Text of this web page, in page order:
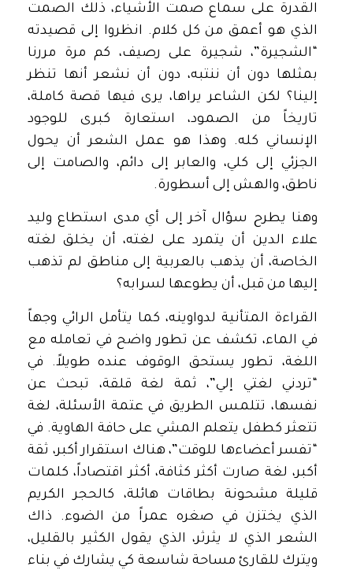
القدرة على سماع صمت الأشياء، ذلك الصمت
الذي هو أعمق من كل كلام. انظروا إلى قصيدته
“الشجيرة”، شجيرة على رصيف، كم مرة مررنا
بمثلها دون أن ننتبه، دون أن نشعر أنها تنظر
إلينا؟ لكن الشاعر يراها، يرى فيها قصة كاملة،
تاريخاً من الصمود، استعارة كبرى للوجود
الإنساني كله. وهذا هو عمل الشعر أن يحول
الجزئي إلى كلي، والعابر إلى دائم، والصامت إلى
ناطق، والهش إلى أسطورة.
وهنا يطرح سؤال آخر إلى أي مدى استطاع وليد
علاء الدين أن يتمرد على لغته، أن يخلق لغته
الخاصة، أن يذهب بالعربية إلى مناطق لم تذهب
إليها من قبل، أن يطوعها لسرابه؟
القراءة المتأنية لدواوينه، كما يتأمل الرائي وجهاً
في الماء، تكشف عن تطور واضح في تعامله مع
اللغة، تطور يستحق الوقوف عنده طويلاً. في
“تردني لغتي إلي”، ثمة لغة قلقة، تبحث عن
نفسها، تتلمس الطريق في عتمة الأسئلة، لغة
تتعثر كطفل يتعلم المشي على حافة الهاوية. في
“تفسر أعضاءها للوقت”، هناك استقرار أكبر، ثقة
أكبر، لغة صارت أكثر كثافة، أكثر اقتصاداً، كلمات
قليلة مشحونة بطاقات هائلة، كالحجر الكريم
الذي يختزن في صغره عمراً من الضوء. ذاك
الشعر الذي لا يثرثر، الذي يقول الكثير بالقليل،
ويترك للقارئ مساحة شاسعة كي يشارك في بناء